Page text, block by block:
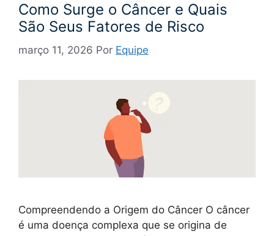
Como Surge o Câncer e Quais
São Seus Fatores de Risco
março 11, 2026 Por Equipe
Compreendendo a Origem do Câncer O câncer
é uma doença complexa que se origina de